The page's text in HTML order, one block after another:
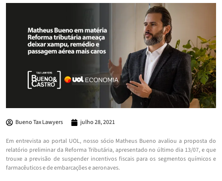
Bueno Tax Lawyers julho 28, 2021
Em entrevista ao portal UOL, nosso sócio Matheus Bueno avaliou a proposta do
relatório preliminar da Reforma Tributária, apresentado no último dia 13/07, e que
trouxe a previsão de suspender incentivos fiscais para os segmentos químicos e
farmacêuticos e de embarcações e aeronaves.